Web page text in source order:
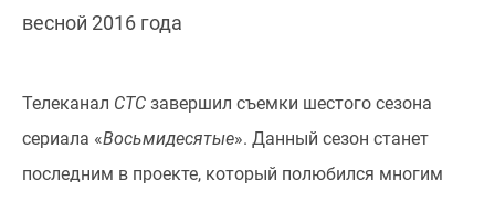
весной 2016 года
Телеканал СТС завершил съемки шестого сезона
сериала «Восьмидесятые». Данный сезон станет
последним в проекте, который полюбился многим